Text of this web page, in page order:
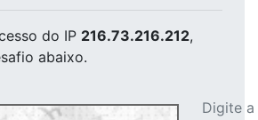
do IP 216.73.216.212,
abaixo.
Digite